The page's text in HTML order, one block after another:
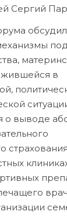
Сергий
в
о выводе